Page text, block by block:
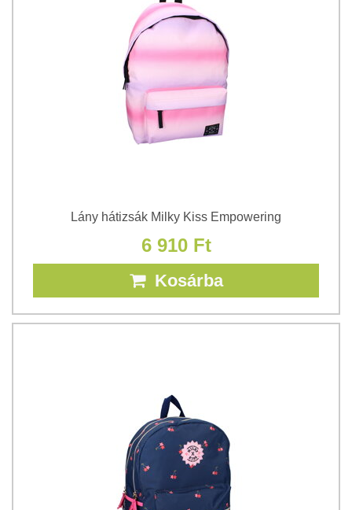
Lány hátizsák Milky Kiss Empowering
6 910 Ft
Kosárba